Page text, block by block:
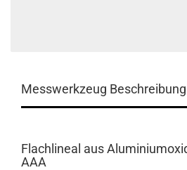
Messwerkzeug Beschreibung
Flachlineal aus
AAA